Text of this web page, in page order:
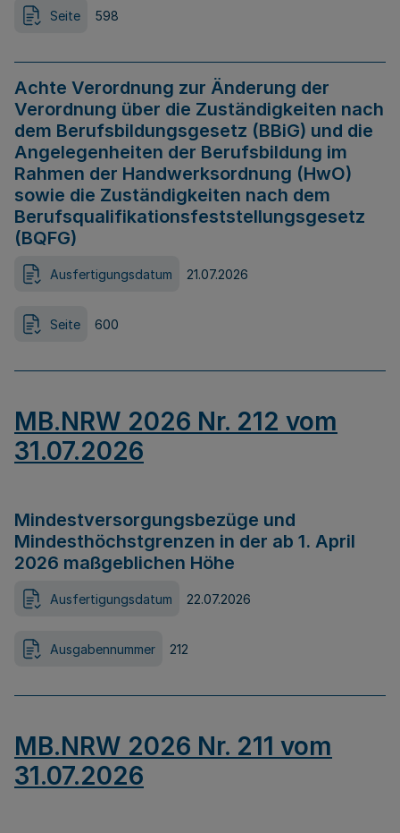
Seite 598
Achte Verordnung zur Änderung der
Verordnung über die Zuständigkeiten nach
dem Berufsbildungsgesetz (BBiG) und die
Angelegenheiten der Berufsbildung im
Rahmen der Handwerksordnung (HwO)
sowie die Zuständigkeiten nach dem
Berufsqualifikationsfeststellungsgesetz
(BQFG)
Ausfertigungsdatum 21.07.2026
Seite 600
MB.NRW 2026 Nr. 212 vom
31.07.2026
Mindestversorgungsbezüge und
Mindesthöchstgrenzen in der ab 1. April
2026 maßgeblichen Höhe
Ausfertigungsdatum 22.07.2026
Ausgabennummer 212
MB.NRW 2026 Nr. 211 vom
31.07.2026